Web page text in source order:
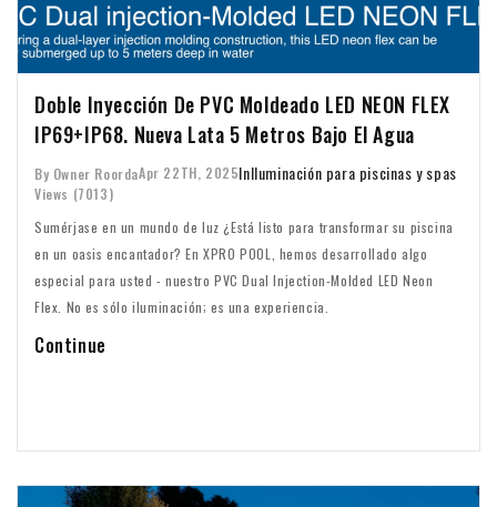
Doble Inyección De PVC Moldeado LED NEON FLEX
IP69+IP68. Nueva Lata 5 Metros Bajo El Agua
By Owner RoordaApr 22TH, 2025InIluminación para piscinas y spas
Views (7013)
Sumérjase en un mundo de luz ¿Está listo para transformar su piscina
en un oasis encantador? En XPRO POOL, hemos desarrollado algo
especial para usted - nuestro PVC Dual Injection-Molded LED Neon
Flex. No es sólo iluminación; es una experiencia.
Continue